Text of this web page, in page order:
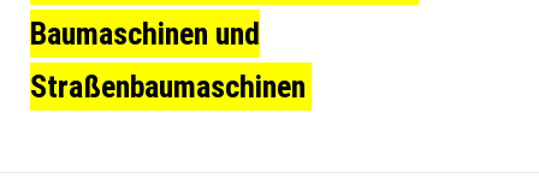
Baumaschinen und
Straßenbau­maschinen